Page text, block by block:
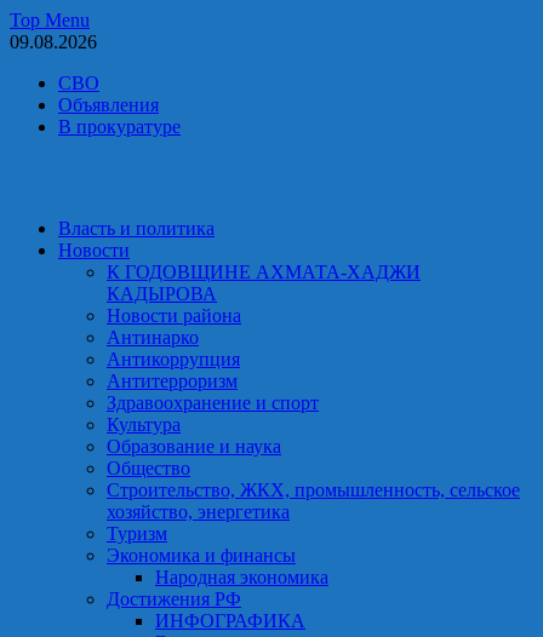
Skip
to
Top Menu
09.08.2026
СВО
Объявления
В прокуратуре
Власть и политика
Новости
К ГОДОВЩИНЕ АХМАТА-ХАДЖИ
КАДЫРОВА
Новости района
Антинарко
Антикоррупция
Антитерроризм
Здравоохранение и спорт
Культура
Образование и наука
Общество
Строительство, ЖКХ, промышленность, сельское
хозяйство, энергетика
Туризм
Экономика и финансы
Народная экономика
Достижения РФ
ИНФОГРАФИКА